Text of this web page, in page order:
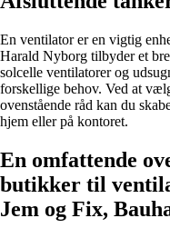
En ventilator er en vigtig
Harald Nyborg tilbyder et
solcelle ventilatorer og
forskellige behov. Ved at
ovenstående råd kan du
hjem eller på kontoret.
En omfattende
butikker til
Jem og Fix,